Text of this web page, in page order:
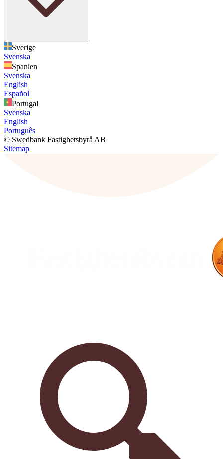
Sverige
Svenska
Spanien
Svenska
English
Español
Portugal
Svenska
English
Português
© Swedbank Fastighetsbyrå AB
Sitemap